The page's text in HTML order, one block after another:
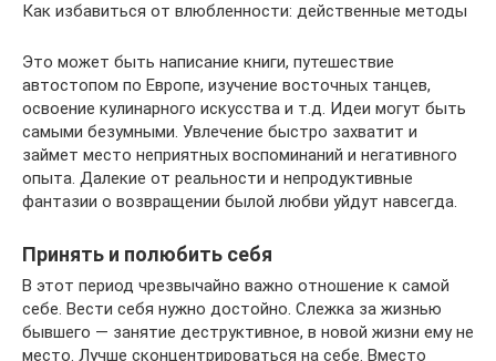
Как избавиться от влюбленности: действенные методы
Это может быть написание книги, путешествие
автостопом по Европе, изучение восточных танцев,
освоение кулинарного искусства и т.д. Идеи могут быть
самыми безумными. Увлечение быстро захватит и
займет место неприятных воспоминаний и негативного
опыта. Далекие от реальности и непродуктивные
фантазии о возвращении былой любви уйдут навсегда.
Принять и полюбить себя
В этот период чрезвычайно важно отношение к самой
себе. Вести себя нужно достойно. Слежка за жизнью
бывшего — занятие деструктивное, в новой жизни ему не
место. Лучше сконцентрироваться на себе. Вместо